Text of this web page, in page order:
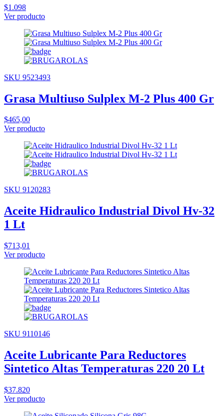
$1.098
Ver producto
SKU 9523493
Grasa Multiuso Sulplex M-2 Plus 400 Gr
$465,00
Ver producto
SKU 9120283
Aceite Hidraulico Industrial Divol Hv-32
1 Lt
$713,01
Ver producto
SKU 9110146
Aceite Lubricante Para Reductores
Sintetico Altas Temperaturas 220 20 Lt
$37.820
Ver producto